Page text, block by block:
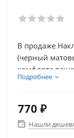
В продаже
(черный
комфорта вашего
так же
Подробнее
770 ₽
Нашли